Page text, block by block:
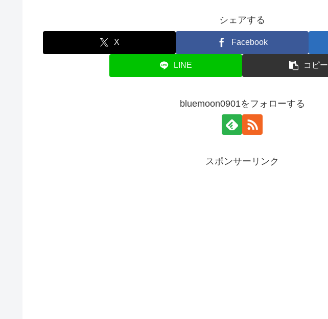
シェアする
X Facebook
LINE コピー
bluemoon0901をフォローする
スポンサーリンク